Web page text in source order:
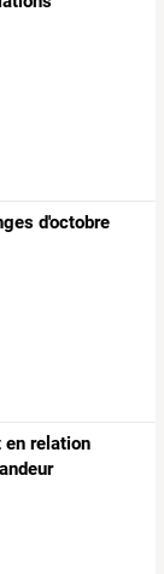
d'octobre
en relation